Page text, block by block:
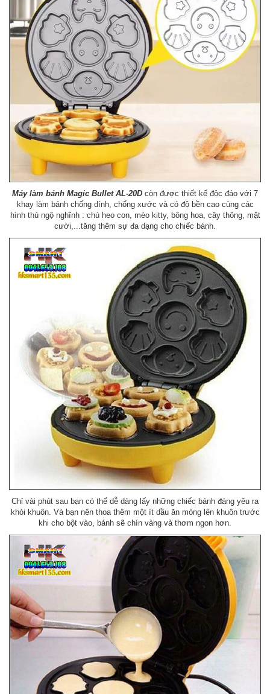
Máy làm bánh Magic Bullet AL-20D còn được thiết kế độc đáo với 7
khay làm bánh chống dính, chống xước và có độ bền cao cùng các
hình thú ngộ nghĩnh : chú heo con, mèo kitty, bông hoa, cây thông, mặt
cười,...tăng thêm sự đa dạng cho chiếc bánh.
Chỉ vài phút sau bạn có thể dễ dàng lấy những chiếc bánh đáng yêu ra
khỏi khuôn. Và bạn nên thoa thêm một ít dầu ăn mỏng lên khuôn trước
khi cho bột vào, bánh sẽ chín vàng và thơm ngon hơn.